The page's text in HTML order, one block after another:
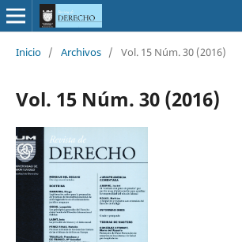
Inicio / Archivos / Vol. 15 Núm. 30 (2016)
Vol. 15 Núm. 30 (2016)